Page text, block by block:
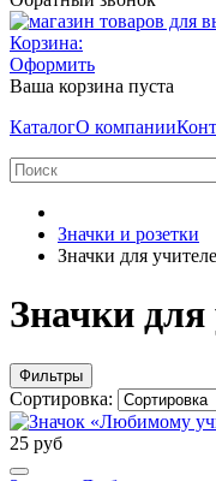
Корзина:
Оформить
Ваша корзина пуста
КаталогО компании
Значки и розетки
Значки для
Значки для
Фильтры
Сортировка:
25 руб